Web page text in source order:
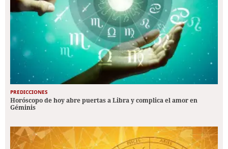
PREDICCIONES
Horóscopo de hoy abre puertas a Libra y complica el amor en
Géminis